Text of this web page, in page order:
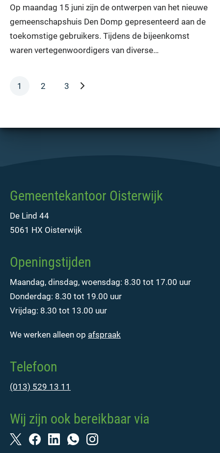
Op maandag 15 juni zijn de ontwerpen van het nieuwe
gemeenschapshuis Den Domp gepresenteerd aan de
toekomstige gebruikers. Tijdens de bijeenkomst
waren vertegenwoordigers van diverse…
1 2 3 volgende pagina
Gemeentekantoor Oisterwijk
De Lind 44
5061 HX Oisterwijk
Openingstijden
Maandag, dinsdag, woensdag: 8.30 tot 17.00 uur
Donderdag: 8.30 tot 19.00 uur
Vrijdag: 8.30 tot 13.00 uur
We werken alleen op afspraak
Telefoon
(013) 529 13 11
Wij zijn ook bereikbaar via